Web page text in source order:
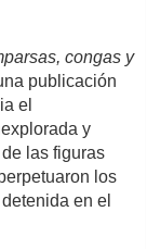
congas y
publicación
el
y
las figuras
los
en el